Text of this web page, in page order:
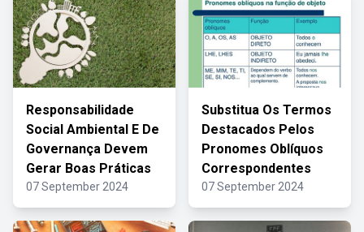
Responsabilidade
Social Ambiental E De
Governança Devem
Gerar Boas Práticas
07 September 2024
Substitua Os Termos
Destacados Pelos
Pronomes Oblíquos
Correspondentes
07 September 2024